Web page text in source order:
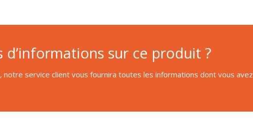
sur ce produit ?
service client vous fournira toutes les informations dont vous avez